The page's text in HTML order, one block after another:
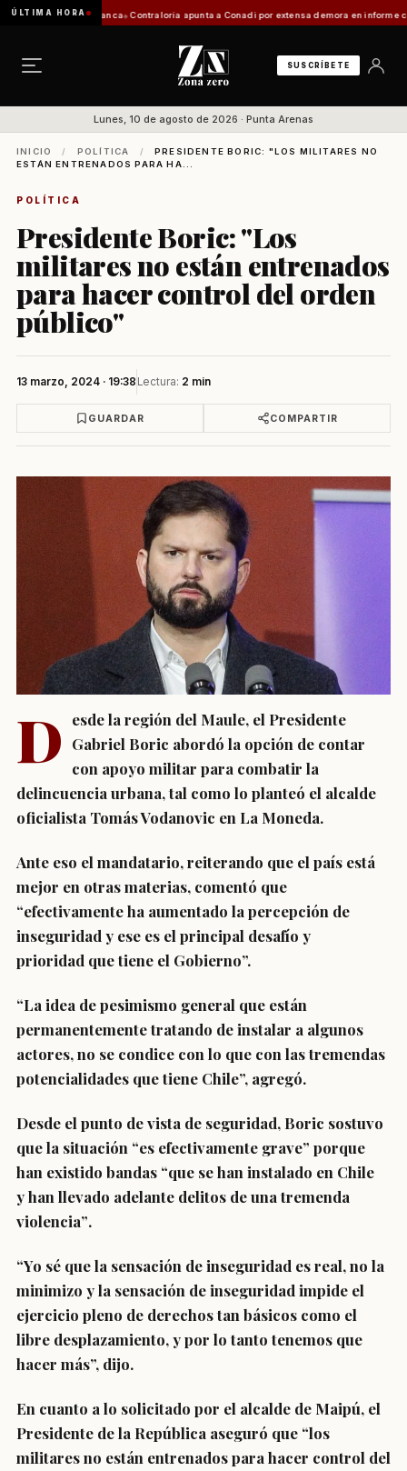
ÚLTIMA HORA
de Zona Franca Contraloría apunta a Conadi por extensa demora en informe
SUSCRÍBETE
Lunes, 10 de agosto de 2026 · Punta Arenas
INICIO / POLÍTICA /
PRESIDENTE BORIC: "LOS MILITARES NO
ESTÁN ENTRENADOS PARA HA...
POLÍTICA
Presidente Boric: "Los
militares no están entrenados
para hacer control del orden
público"
13 marzo, 2024 · 19:38 Lectura: 2 min
GUARDAR COMPARTIR
D esde la región del Maule, el Presidente
Gabriel Boric abordó la opción de contar
con apoyo militar para combatir la
delincuencia urbana, tal como lo planteó el alcalde
oficialista Tomás Vodanovic en La Moneda.
Ante eso el mandatario, reiterando que el país está
mejor en otras materias, comentó que
“efectivamenteha aumentado la percepción de
inseguridad y ese es el principal desafío y
prioridad que tiene el Gobierno”.
“La idea de pesimismo general que están
permanentemente tratando de instalar a algunos
actores,no se condice con lo que con las tremendas
potencialidades que tiene Chile”, agregó.
Desde el punto de vista de seguridad, Boric sostuvo
que la situación “es efectivamente grave” porque
han existido bandas “que se han instalado en Chile
yhan llevado adelante delitos de una tremenda
violencia”.
“Yo sé que la sensación de inseguridad es real, no la
minimizo yla sensación de inseguridad impide el
ejercicio pleno de derechos tan básicos como el
libre desplazamiento, y por lo tanto tenemos que
hacer más”, dijo.
En cuanto a lo solicitado por el alcalde de Maipú, el
Presidente de la República aseguró que “los
militares no están entrenados para hacer control del